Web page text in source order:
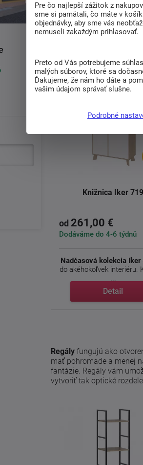
Potrebujete prehľadný
priestor a zároveň
kúsok, ...
Detail
Knižnica Iker 719
od 261,00 €
Dodáváme do 4-6 týdnů
Nadčasová kolekcia Iker
do akéhokoľvek interiéru.
...
Detail
Regály fungujú ako
mať pohromade a menej
fantázie. Regály vám
vytvoriť tak optické
Pre čo najlepší zážitok z
sme si pamätali, čo máte v
objednávky, aby sme vás
nemuseli zakaždým prihlasovať.
Preto od Vás potrebujeme
malých súborov, ktoré sa
Ďakujeme, že nám ho dáte a
vašim údajom správať slušne.
Podrobné